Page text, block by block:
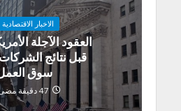
الاخبار الاقتصادية
العقود الآجلة
قبل نتائج
سوق
47 دقيقة مضى